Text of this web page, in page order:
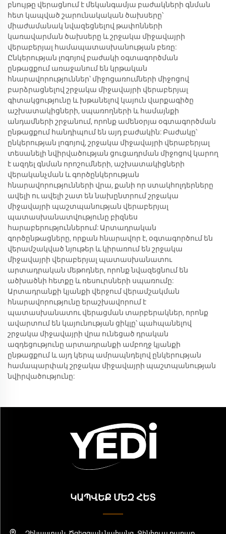
բնույթը վերացնում է մեկանգամյա բաժակների գնման
հետ կապված շարունակական ծախսերը՝
միաժամանակ նվազեցնելով թափոնների
կառավարման ծախսերը և շրջակա միջավայրի
վերաբերյալ համապատասխանության բեռը:
Ընկերության լոգոյով բաժակի օգտագործման
ընթացքում առաջանում են կրթական
հնարավորություններ՝ միջոցառումների միջոցով
բարձրացնելով շրջակա միջավայրի վերաբերյալ
գիտակցությունը և խթանելով կայուն վարքագիծը
աշխատակիցների, սպառողների և համայնքի
անդամների շրջանում, որոնք ամենօրյա օգտագործման
ընթացքում հանդիպում են այդ բաժակին: Բաժակը՝
ընկերության լոգոյով, շրջակա միջավայրի վերաբերյալ
տեսանելի նվիրվածության ցուցադրման միջոցով կարող
է ազդել գնման որոշումների, աշխատակիցների
վերականչման և գործընկերության
հնարավորությունների վրա, քանի որ ստակհոլդերները
ավելի ու ավելի շատ են նախընտրում շրջակա
միջավայրի պաշտպանության վերաբերյալ
պատասխանատվությունը բիզնես
հարաբերություններում: Արտադրական
գործընթացները, որքան հնարավոր է, օգտագործում են
վերամշակված նյութեր և կիրառում են շրջակա
միջավայրի վերաբերյալ պատասխանատու
արտադրական մեթոդներ, որոնք նվազեցնում են
ածխածնի հետքը և ռեսուրսների սպառումը:
Արտադրանքի կյանքի վերջում վերամշակման
հնարավորությունը երաշխավորում է
պատասխանատու վերացման տարբերակներ, որոնք
ավարտում են կայունության ցիկլը՝ պահպանելով
շրջակա միջավայրի վրա ունեցած դրական
ազդեցությունը արտադրանքի ամբողջ կյանքի
ընթացքում և այդ կերպ ամրապնդելով ընկերության
համապարփակ շրջակա միջավայրի պաշտպանության
նվիրվածությունը:
ԿԱՊՎԵՔ ՄԵԶ ՀԵՏ